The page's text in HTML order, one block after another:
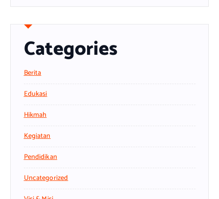
Categories
Berita
Edukasi
Hikmah
Kegiatan
Pendidikan
Uncategorized